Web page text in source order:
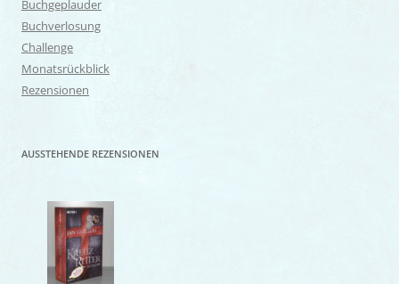
Buchgeplauder
Buchverlosung
Challenge
Monatsrückblick
Rezensionen
AUSSTEHENDE REZENSIONEN